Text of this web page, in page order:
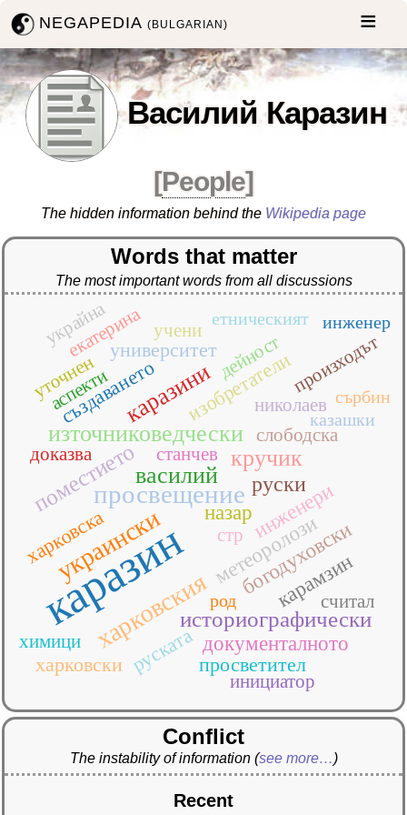
NEGAPEDIA(BULGARIAN)
Василий Каразин
[People]
The hidden information behind the Wikipedia page
Words that matter
The most important words from all discussions
каразин
просвещение
украински
харковския
василий
източниковедчески
каразини
кручик
историографически
поместието руски
богодуховски
документалното
инженери
карамзин
метеоролози
назар
изобретатели
просветител
руската
създаването
университет
харковска
харковски
аспекти
дейност
доказва
екатерина
инициатор
николаев
произходът
слободска
станчев
стр
считал
украйна
уточнен
учени
химици
етническият инженер
казашки
род
сърбин
Conflict
The instability of information (see more…)
Recent